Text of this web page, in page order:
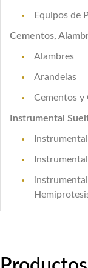
Equipos de
Cementos,
Alambres
Arandelas
Cementos
Instrumental